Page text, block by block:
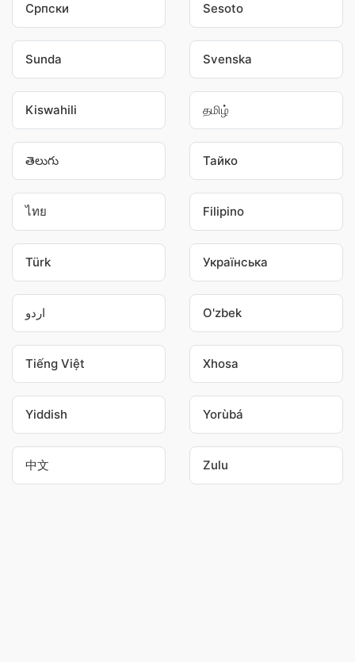
Српски Sesoto
Sunda Svenska
Kiswahili தமிழ்
తెలుగు Тайко
ไทย Filipino
Türk Українська
اردو O'zbek
Tiếng Việt Xhosa
Yiddish Yorùbá
中文 Zulu